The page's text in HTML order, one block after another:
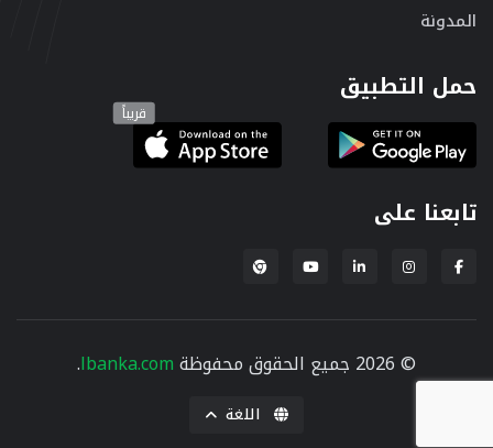
المدونة
حمل التطبيق
قريباً
تابعنا على
إضافة لبنكة لمتصفح Chrome
© 2026 جميع الحقوق محفوظة lbanka.com
.
اللغة